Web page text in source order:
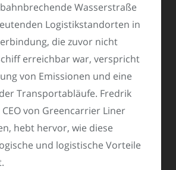
Wasserstraße
Logistikstandorten in
die zuvor nicht
erreichbar war, verspricht
von Emissionen und eine
Transportabläufe. Fredrik
von Greencarrier Liner
hebt hervor, wie diese
und logistische Vorteile